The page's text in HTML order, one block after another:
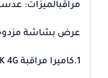
مراقبالميزات:
عرض بشاشة
1.كاميرا مراقبة 8MP 4K 4G مع لوحة شمسية